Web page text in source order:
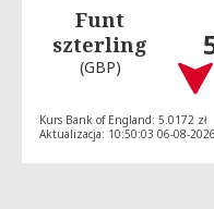
Funt
szterling
(GBP)
Kurs Bank of England: 5.0172 zł
Aktualizacja: 10:50:03 06-08-2026